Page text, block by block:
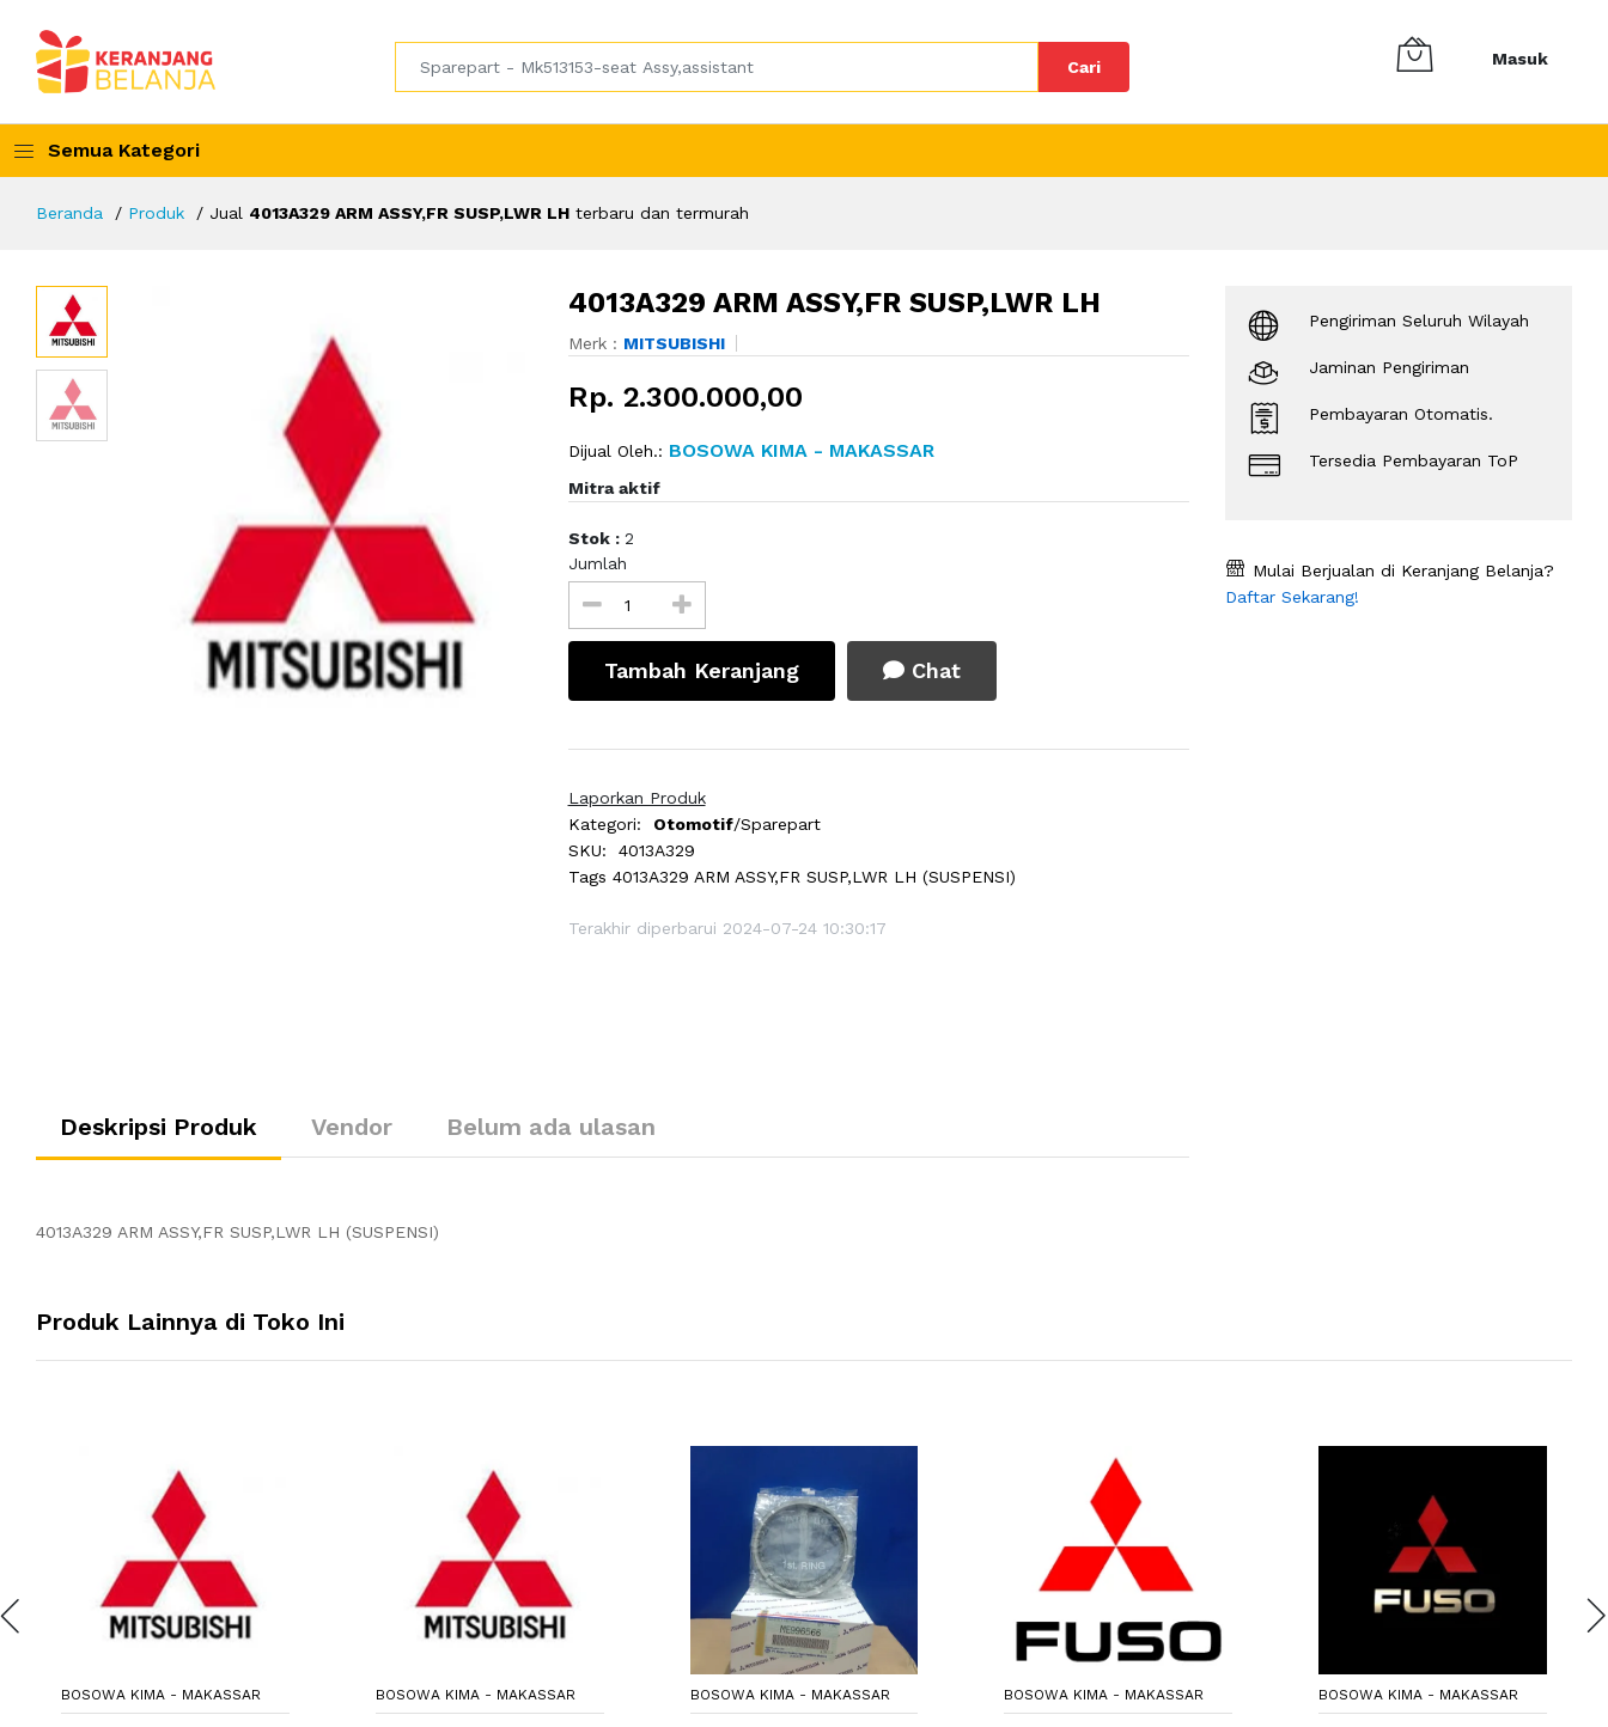
Cari Masuk
Semua Kategori
Beranda Produk Jual 4013A329 ARM ASSY,FR SUSP,LWR LH terbaru dan termurah
4013A329 ARM ASSY,FR SUSP,LWR LH
Merk : MITSUBISHI
Rp. 2.300.000,00
Dijual Oleh.: BOSOWA KIMA - MAKASSAR
Mitra aktif
Stok : 2
Jumlah
Tambah Keranjang Chat
Laporkan Produk
Kategori:
Otomotif/Sparepart
SKU:
4013A329
Tags 4013A329 ARM ASSY,FR SUSP,LWR LH (SUSPENSI)
Terakhir diperbarui 2024-07-24 10:30:17
Deskripsi Produk Vendor Belum ada ulasan
4013A329 ARM ASSY,FR SUSP,LWR LH (SUSPENSI)
Pengiriman Seluruh Wilayah
Jaminan Pengiriman
Pembayaran Otomatis.
Tersedia Pembayaran ToP
Mulai Berjualan di Keranjang Belanja?
Daftar Sekarang!
Produk Lainnya di Toko Ini
BOSOWA KIMA - MAKASSAR BOSOWA KIMA - MAKASSAR BOSOWA KIMA - MAKASSAR BOSOWA KIMA - MAKASSAR BOSOWA KIMA - MAKASSAR